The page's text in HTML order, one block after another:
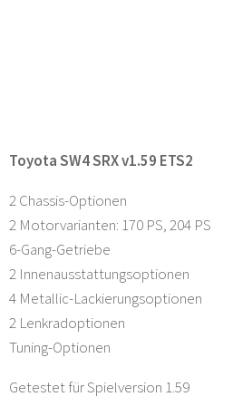
Toyota SW4 SRX v1.59 ETS2
2 Chassis-Optionen
2 Motorvarianten: 170 PS, 204 PS
6-Gang-Getriebe
2 Innenausstattungsoptionen
4 Metallic-Lackierungsoptionen
2 Lenkradoptionen
Tuning-Optionen
Getestet für Spielversion 1.59